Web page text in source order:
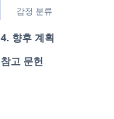
감정 분류
4. 향후 계획
참고 문헌